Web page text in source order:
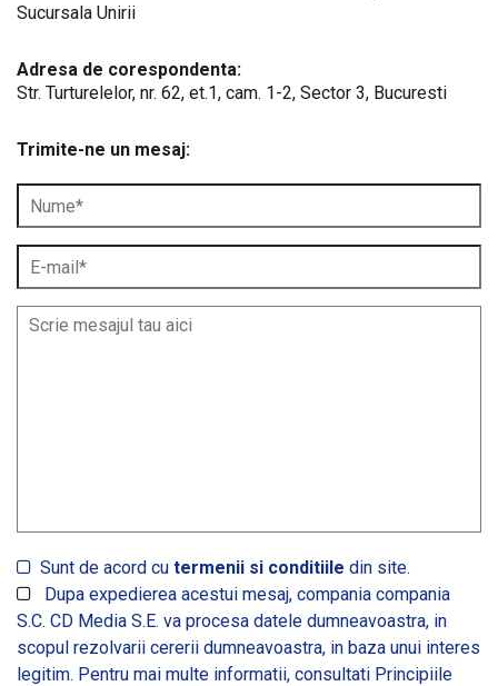
Sucursala Unirii
Adresa de corespondenta:
Str. Turturelelor, nr. 62, et.1, cam. 1-2, Sector 3, Bucuresti
Trimite-ne un mesaj:
Sunt de acord cu termenii si conditiile din site.
Dupa expedierea acestui mesaj, compania compania
S.C. CD Media S.E. va procesa datele dumneavoastra, in
scopul rezolvarii cererii dumneavoastra, in baza unui interes
legitim. Pentru mai multe informatii, consultati Principiile